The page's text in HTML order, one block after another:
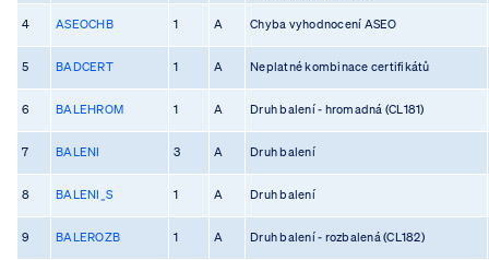
4 ASEOCHB 1 A Chyba vyhodnocení ASEO
5 BADCERT 1 A Neplatné kombinace certifikátů
6 BALEHROM 1 A Druh balení - hromadná (CL181)
7 BALENI 3 A Druh balení
8 BALENI_S 1 A Druh balení
9 BALEROZB 1 A Druh balení - rozbalená (CL182)